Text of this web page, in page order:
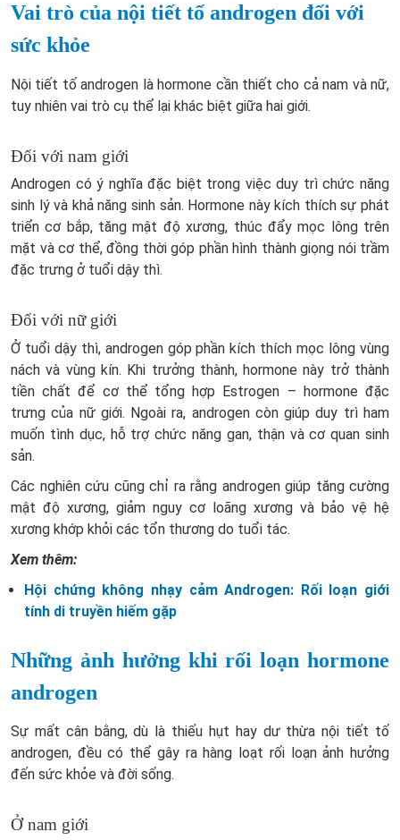
Vai trò của nội tiết tố androgen đối với
sức khỏe
Nội tiết tố androgen là hormone cần thiết cho cả nam và nữ,
tuy nhiên vai trò cụ thể lại khác biệt giữa hai giới.
Đối với nam giới
Androgen có ý nghĩa đặc biệt trong việc duy trì chức năng
sinh lý và khả năng sinh sản. Hormone này kích thích sự phát
triển cơ bắp, tăng mật độ xương, thúc đẩy mọc lông trên
mặt và cơ thể, đồng thời góp phần hình thành giọng nói trầm
đặc trưng ở tuổi dậy thì.
Đối với nữ giới
Ở tuổi dậy thì, androgen góp phần kích thích mọc lông vùng
nách và vùng kín. Khi trưởng thành, hormone này trở thành
tiền chất để cơ thể tổng hợp Estrogen – hormone đặc
trưng của nữ giới. Ngoài ra, androgen còn giúp duy trì ham
muốn tình dục, hỗ trợ chức năng gan, thận và cơ quan sinh
sản.
Các nghiên cứu cũng chỉ ra rằng androgen giúp tăng cường
mật độ xương, giảm nguy cơ loãng xương và bảo vệ hệ
xương khớp khỏi các tổn thương do tuổi tác.
Xem thêm:
Hội chứng không nhạy cảm Androgen: Rối loạn giới
tính di truyền hiếm gặp
Những ảnh hưởng khi rối loạn hormone
androgen
Sự mất cân bằng, dù là thiếu hụt hay dư thừa nội tiết tố
androgen, đều có thể gây ra hàng loạt rối loạn ảnh hưởng
đến sức khỏe và đời sống.
Ở nam giới